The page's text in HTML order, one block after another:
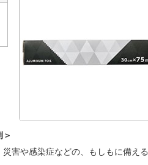
害や感染症などの、もしもに備える